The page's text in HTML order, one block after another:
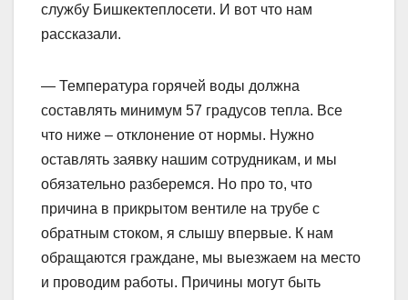
службу Бишкектеплосети. И вот что нам
рассказали.
— Температура горячей воды должна
составлять минимум 57 градусов тепла. Все
что ниже – отклонение от нормы. Нужно
оставлять заявку нашим сотрудникам, и мы
обязательно разберемся. Но про то, что
причина в прикрытом вентиле на трубе с
обратным стоком, я слышу впервые. К нам
обращаются граждане, мы выезжаем на место
и проводим работы. Причины могут быть